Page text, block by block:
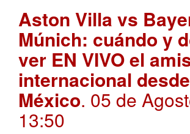
Aston Villa vs
Múnich: cuándo y
ver EN VIVO el
internacional desde
México. 05 de
13:50